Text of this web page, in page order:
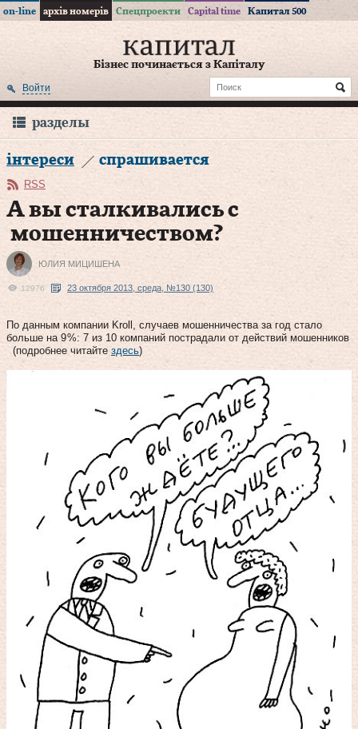
on-line архів номерів Спецпроекти Capital time Капитал 500
Бізнес починається з Капіталу
Войти
разделы
інтереси спрашивается
RSS
А вы сталкивались с
мошенничеством?
ЮЛИЯ МИЦИШЕНА
12976 23 октября 2013, среда, №130 (130)
По данным компании Kroll, случаев мошенничества за год стало
больше на 9 %: 7 из 10 компаний пострадали от действий мошенников
(подробнее читайте здесь)